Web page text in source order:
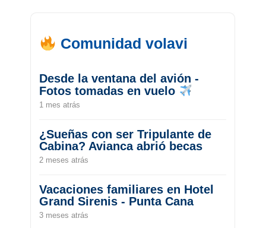
Comunidad volavi
Desde la ventana del avión -
Fotos tomadas en vuelo
1 mes atrás
¿Sueñas con ser Tripulante de
Cabina? Avianca abrió becas
2 meses atrás
Vacaciones familiares en Hotel
Grand Sirenis - Punta Cana
3 meses atrás